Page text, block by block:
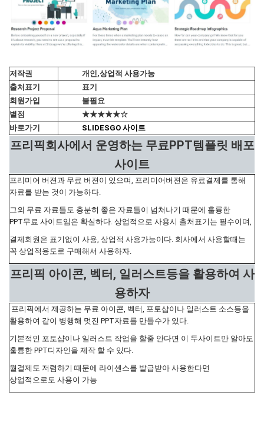
저작권
개인,상업적 사용가능
출처표기
표기
회원가입
불필요
별점
★★★★★☆
바로가기
SLIDESGO 사이트
프리픽회사에서 운영하는 무료PPT템플릿 배포
사이트
프리미어 버젼과 무료 버젼이 있으며, 프리미어버젼은 유료결제를 통해
자료를 받는 것이 가능하다.
그외 무료 자료들도 충분히 좋은 자료들이 넘쳐나기 때문에 훌륭한
PPT무료 사이트임은 확실하다. 상업적으로 사용시 출처표기는 필수이며,
결제회원은 표기없이 사용, 상업적 사용가능이다. 회사에서 사용할때는
꼭 상업적용도로 구매해서 사용하자.
프리픽 아이콘, 벡터, 일러스트등을 활용하여 사
용하자
프리픽에서 제공하는 무료 아이콘, 벡터, 포토샵이나 일러스트 소스등을
활용하여 같이 병행해 멋진 PPT자료를 만들수가 있다.
기본적인 포토샵이나 일러스트 작업을 할줄 안다면 이 두사이트만 알아도
훌륭한 PPT디자인을 제작 할 수 있다.
월결제도 저렴하기 때문에 라이센스를 발급받아 사용한다면
상업적으로도 사용이 가능